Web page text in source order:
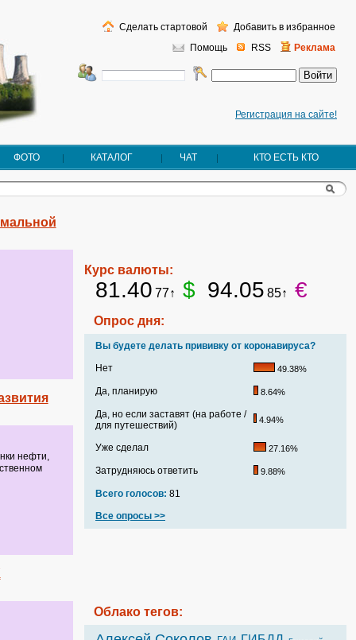
Регистрация на сайте!
Помощь RSS Реклама
Сделать стартовой Добавить в избранное
ФОТО КАТАЛОГ ЧАТ КТО ЕСТЬ КТО
нефти,
Курс валюты:
81.40 77↑ $ 94.05 85↑ €
Опрос дня:
Вы будете делать прививку от коронавируса?
Нет
49.38%
Да, планирую 8.64%
Да, но если заставят (на работе /
для путешествий)
4.94%
Уже сделал 27.16%
Затрудняюсь ответить 9.88%
Всего голосов: 81
Все опросы >>
Облако тегов: